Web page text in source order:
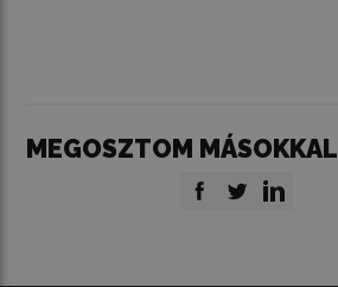
MEGOSZTOM MÁSOKKAL